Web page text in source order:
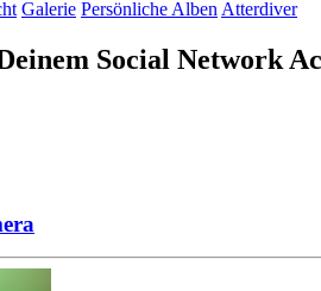
Galerie Persönliche Alben Atterdiver
Social Network